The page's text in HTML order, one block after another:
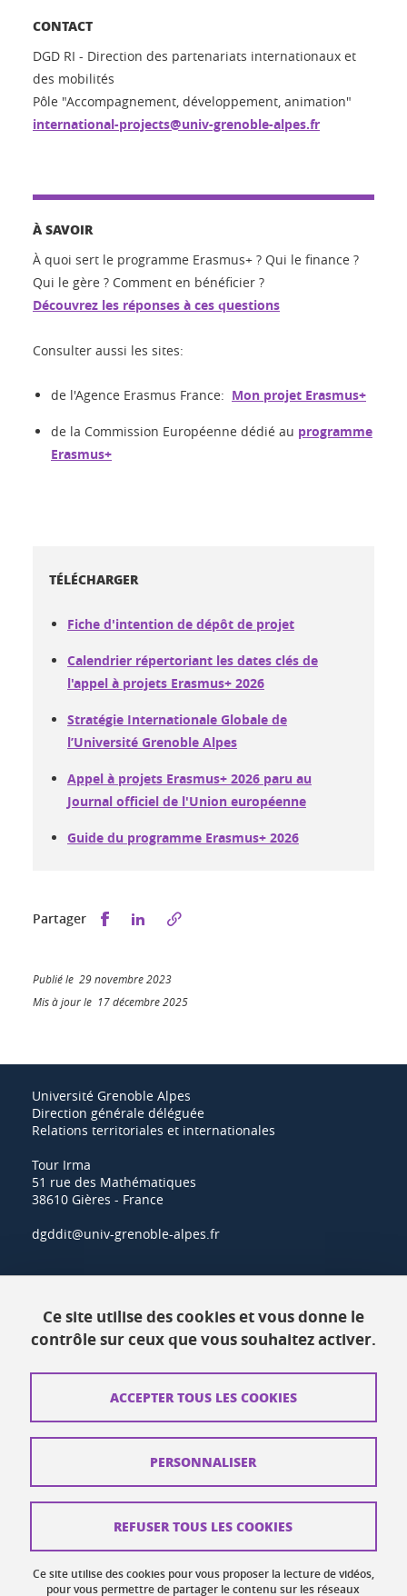
CONTACT
DGD RI - Direction des partenariats internationaux et
des mobilités
Pôle "Accompagnement, développement, animation"
international-projects@univ-grenoble-alpes.fr
À SAVOIR
À quoi sert le programme Erasmus+ ? Qui le finance ?
Qui le gère ? Comment en bénéficier ?
Découvrez les réponses à ces questions
Consulter aussi les sites:
de l'Agence Erasmus France: Mon projet Erasmus+
de la Commission Européenne dédié au programme
Erasmus+
TÉLÉCHARGER
Fiche d'intention de dépôt de projet
Calendrier répertoriant les dates clés de
l'appel à projets Erasmus+ 2026
Stratégie Internationale Globale de
l’Université Grenoble Alpes
Appel à projets Erasmus+ 2026 paru au
Journal officiel de l'Union européenne
Guide du programme Erasmus+ 2026
Partager Partager sur Facebook
Partager sur LinkedIn
Publié le 29 novembre 2023
Mis à jour le 17 décembre 2025
Université Grenoble Alpes
Direction générale déléguée
Relations territoriales et internationales
Tour Irma
51 rue des Mathématiques
38610 Gières - France
dgddit@univ-grenoble-alpes.fr
Ressources
Contacts
Plans d'accès
Mentions légales
Plan du site web
Gestion des cookies
Ce site utilise des cookies et vous donne le
contrôle sur ceux que vous souhaitez activer.
Ce site utilise des cookies pour vous proposer la lecture de vidéos,
pour vous permettre de partager le contenu sur les réseaux
ACCEPTER TOUS LES COOKIES
REFUSER TOUS LES COOKIES
PERSONNALISER